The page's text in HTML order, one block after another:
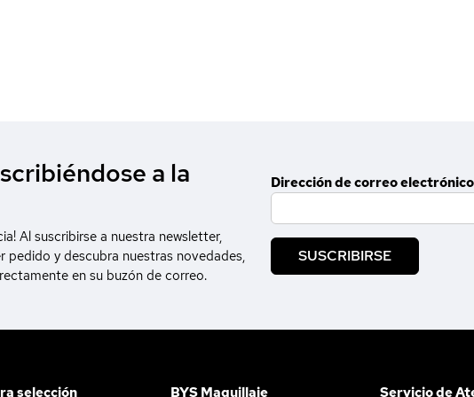
a la
Al suscribirse a nuestra newsletter,
pedido y descubra nuestras novedades,
en su buzón de correo.
Dirección de correo electrónico
SUSCRIBIRSE
selección BYS Maquillaje Servicio de